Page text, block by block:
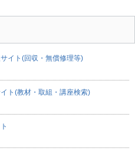
イト(回収・無償修理等)
ト(教材・取組・講座検索)